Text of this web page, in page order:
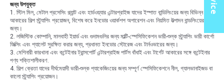
জন্য উপযুক্ত
1. স্টিল মিল, মেটাল প্রসেসিং প্ল্যান্ট এবং হার্ডওয়্যার এন্টারপ্রাইজ যাদের ইস্পাত বান্ডিলিংয়ের জন্য বিভিন্ন
আকারের শিল্প স্ট্র্যাপিং প্রয়োজন, বিশেষ করে ইনডোর ওয়ার্কশপ অপারেশন এবং নিয়মিত উত্পাদন বান্ডলিংয়ের
জন্য।
2. লজিস্টিক কোম্পানি, মালবাহী ইয়ার্ড এবং গুদামগুলির জন্য মাল্টি-স্পেসিফিকেশন ভারী-শুল্ক স্ট্র্যাপিং ভারী কার্গো
ফিক্সিং এবং প্যালেট সুরক্ষিত করার জন্য, প্রধানত ইনডোর স্টোরেজ এবং টার্নওভারের জন্য।
3. মেশিনারী কারখানা এবং কন্টেইনার ট্রান্সপোর্ট এন্টারপ্রাইজ পার্টস বাঁধাই এবং টার্গেট আকারের সঙ্গে কন্টেইনার
পণ্য শক্তিশালীকরণ.
4. শিল্প ক্রেতা যাদের দীর্ঘমেয়াদী ভারী-শুল্ক প্যাকেজিংয়ের জন্য সম্পূর্ণ স্পেসিফিকেশনে নীল, গ্যালভানাইজড বা
কালো স্ট্র্যাপিং প্রয়োজন।